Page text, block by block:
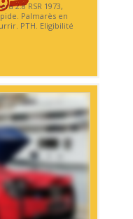
2.8 RSR 1973,
Palmarès en
PTH. Eligibilité